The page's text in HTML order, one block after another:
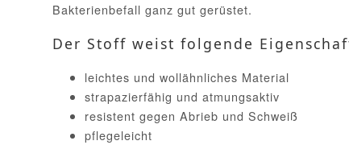
Bakterienbefall ganz gut gerüstet.
Der Stoff weist folgende
leichtes und wollähnliches Material
strapazierfähig und atmungsaktiv
resistent gegen Abrieb und Schweiß
pflegeleicht